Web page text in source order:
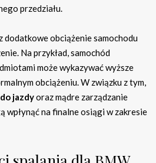
przedziału.
dodatkowe obciążenie samochodu
Na przykład, samochód
może wykazywać wyższe
obciążeniu. W związku z tym,
jazdyoraz mądre zarządzanie
wpłynąć na finalne osiągi w zakresie